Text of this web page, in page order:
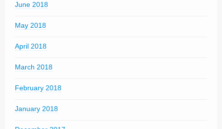
June 2018
May 2018
April 2018
March 2018
February 2018
January 2018